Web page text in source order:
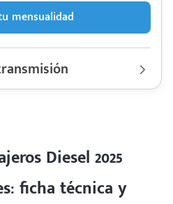
mensualidad
Diesel 2025
ficha técnica y